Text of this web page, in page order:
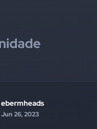
ebermheads
Jun 26, 2023